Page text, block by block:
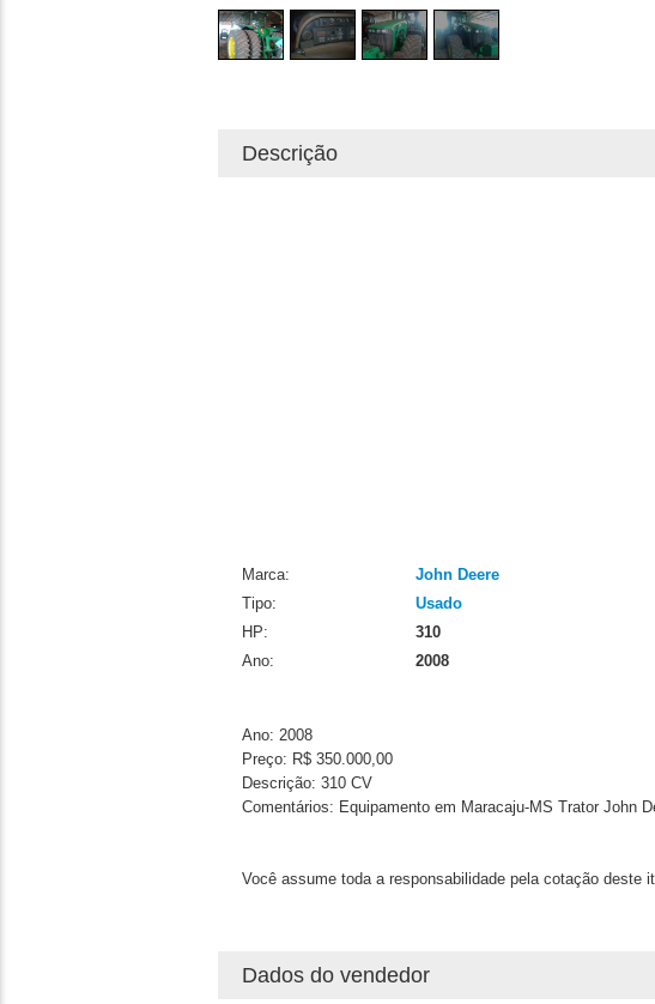
Descrição
Marca:
John Deere
Tipo:
Usado
HP:
310
Ano:
2008
Ano: 2008
Preço: R$ 350.000,00
Descrição: 310 CV
Comentários: Equipamento em Maracaju-MS Trator John
Você assume toda a responsabilidade pela cotação
Dados do vendedor